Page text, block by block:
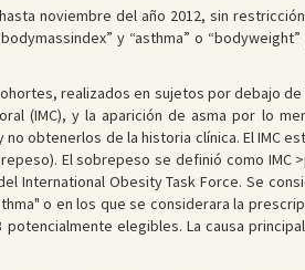
noviembre del año 2012, sin
y “asthma” o
realizados en sujetos por debajo de
(IMC), y la aparición de asma por lo
obtenerlos de la historia clínica. El IMC
El sobrepeso se definió como IMC
International Obesity Task Force. Se
o en los que se considerara la
elegibles. La causa